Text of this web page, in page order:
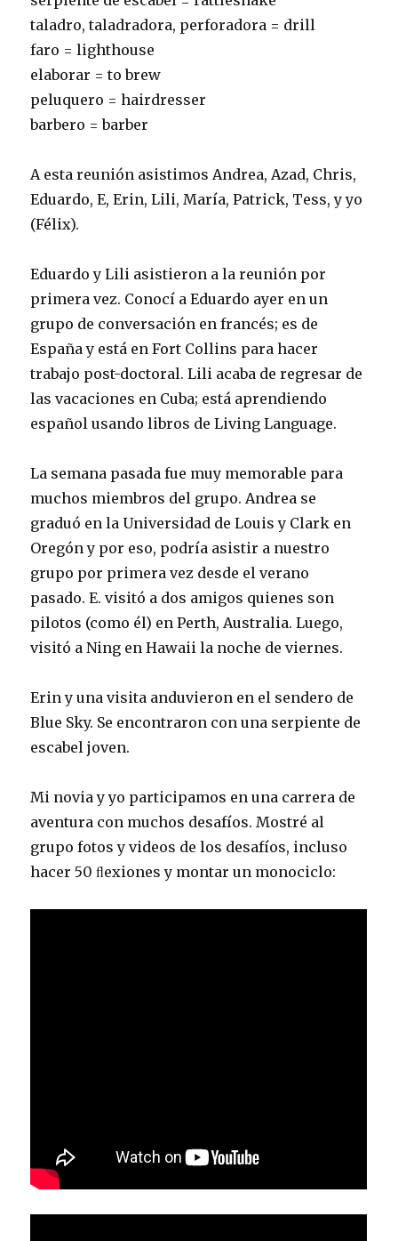
taladro, taladradora, perforadora = drill
faro = lighthouse
elaborar = to brew
peluquero = hairdresser
barbero = barber
A esta reunión asistimos Andrea, Azad, Chris,
Eduardo, E, Erin, Lili, María, Patrick, Tess, y yo
(Félix).
Eduardo y Lili asistieron a la reunión por
primera vez. Conocí a Eduardo ayer en un
grupo de conversación en francés; es de
España y está en Fort Collins para hacer
trabajo post-doctoral. Lili acaba de regresar de
las vacaciones en Cuba; está aprendiendo
español usando libros de Living Language.
La semana pasada fue muy memorable para
muchos miembros del grupo. Andrea se
graduó en la Universidad de Louis y Clark en
Oregón y por eso, podría asistir a nuestro
grupo por primera vez desde el verano
pasado. E. visitó a dos amigos quienes son
pilotos (como él) en Perth, Australia. Luego,
visitó a Ning en Hawaii la noche de viernes.
Erin y una visita anduvieron en el sendero de
Blue Sky. Se encontraron con una serpiente de
escabel joven.
Mi novia y yo participamos en una carrera de
aventura con muchos desafíos. Mostré al
grupo fotos y videos de los desafíos, incluso
hacer 50 ﬂexiones y montar un monociclo: